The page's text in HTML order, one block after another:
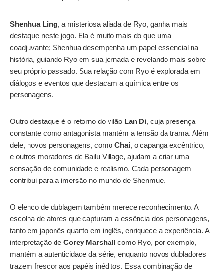
Shenhua Ling, a misteriosa aliada de Ryo, ganha mais
destaque neste jogo. Ela é muito mais do que uma
coadjuvante; Shenhua desempenha um papel essencial na
história, guiando Ryo em sua jornada e revelando mais sobre
seu próprio passado. Sua relação com Ryo é explorada em
diálogos e eventos que destacam a química entre os
personagens.
Outro destaque é o retorno do vilão Lan Di, cuja presença
constante como antagonista mantém a tensão da trama. Além
dele, novos personagens, como Chai, o capanga excêntrico,
e outros moradores de Bailu Village, ajudam a criar uma
sensação de comunidade e realismo. Cada personagem
contribui para a imersão no mundo de Shenmue.
O elenco de dublagem também merece reconhecimento. A
escolha de atores que capturam a essência dos personagens,
tanto em japonês quanto em inglês, enriquece a experiência. A
interpretação de Corey Marshall como Ryo, por exemplo,
mantém a autenticidade da série, enquanto novos dubladores
trazem frescor aos papéis inéditos. Essa combinação de